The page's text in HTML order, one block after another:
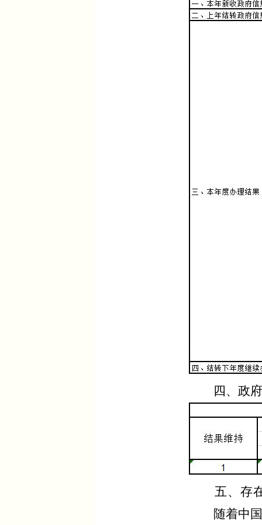
四、政
五、存
随着中